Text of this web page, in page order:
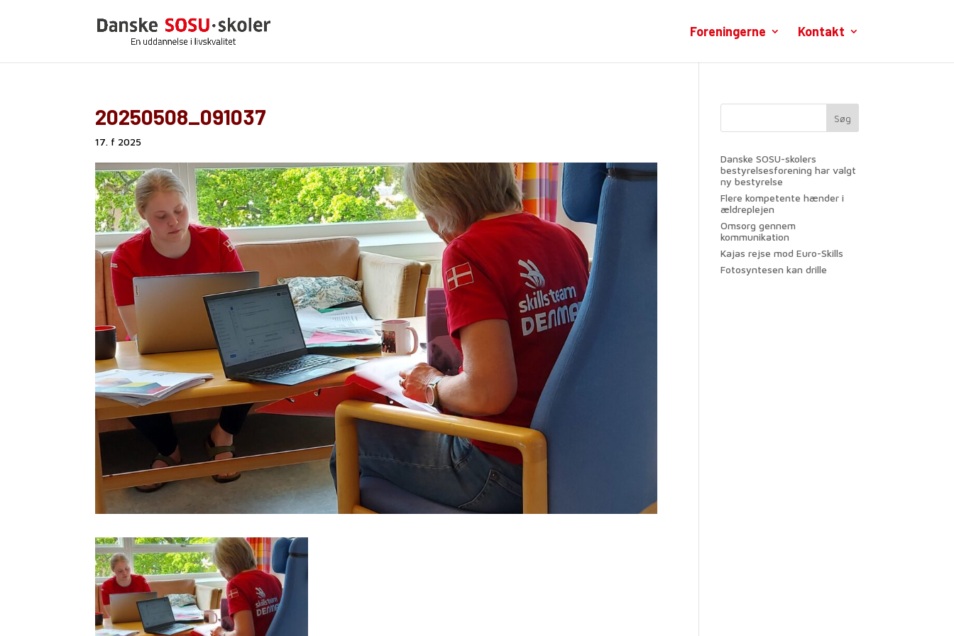
Foreningerne Kontakt
20250508_091037
17. f 2025
Søg
Danske SOSU-skolers
bestyrelsesforening har valgt
ny bestyrelse
Flere kompetente hænder i
ældreplejen
Omsorg gennem
kommunikation
Kajas rejse mod Euro-Skills
Fotosyntesen kan drille